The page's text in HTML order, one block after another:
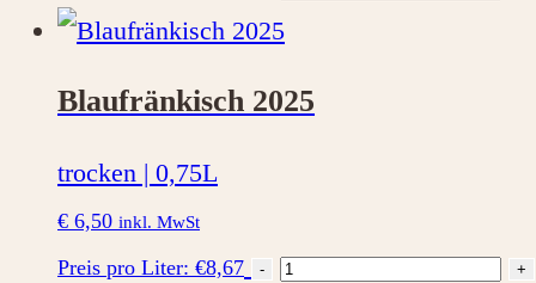
Neusiedlersee
2023
Blaufränkisch 2025
trocken | 0,75L
€ 6,50 inkl. MwSt
Preis pro Liter: €8,67 -
Blaufränkisch
+